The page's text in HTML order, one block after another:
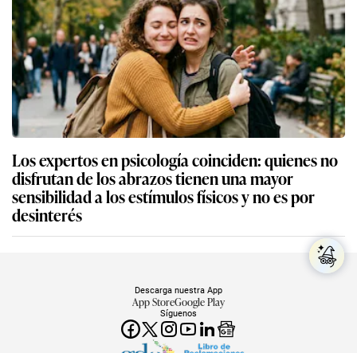
Los expertos en psicología coinciden: quienes no
disfrutan de los abrazos tienen una mayor
sensibilidad a los estímulos físicos y no es por
desinterés
Síguenos
Descarga nuestra App
App StoreGoogle Play